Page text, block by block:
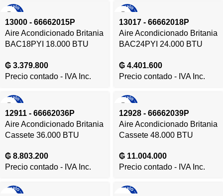
13000 - 66662015P
Aire Acondicionado Britania
BAC18PYI 18.000 BTU
220V/50HZ – 13000
₲ 3.379.800
Precio contado - IVA Inc.
13017 - 66662018P
Aire Acondicionado Britania
BAC24PYI 24.000 BTU
220V/50HZ – 13017
₲ 4.401.600
Precio contado - IVA Inc.
12911 - 66662036P
Aire Acondicionado Britania
Cassete 36.000 BTU
380V/50HZ – 12911
₲ 8.803.200
Precio contado - IVA Inc.
12928 - 66662039P
Aire Acondicionado Britania
Cassete 48.000 BTU
380V/50HZ – 12928
₲ 11.004.000
Precio contado - IVA Inc.